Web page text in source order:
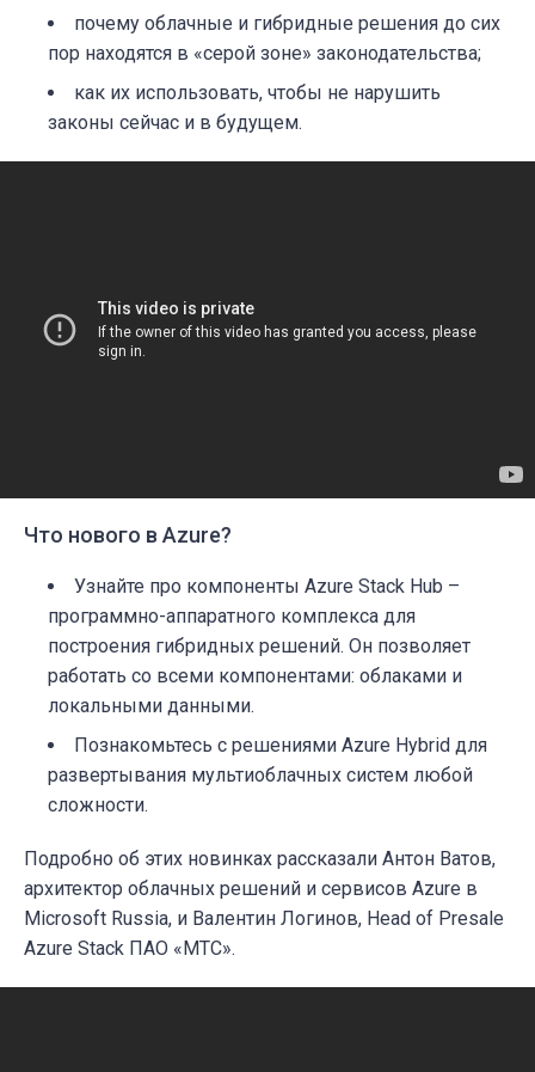
почему облачные и гибридные решения до сих
пор находятся в «серой зоне» законодательства;
как их использовать, чтобы не нарушить
законы сейчас и в будущем.
Что нового в Azure?
Узнайте про компоненты Azure Stack Hub –
программно-аппаратного комплекса для
построения гибридных решений. Он позволяет
работать со всеми компонентами: облаками и
локальными данными.
Познакомьтесь с решениями Azure Hybrid для
развертывания мультиоблачных систем любой
сложности.
Подробно об этих новинках рассказали Антон Ватов,
архитектор облачных решений и сервисов Azure в
Microsoft Russia, и Валентин Логинов, Head of Presale
Azure Stack ПАО «МТС».